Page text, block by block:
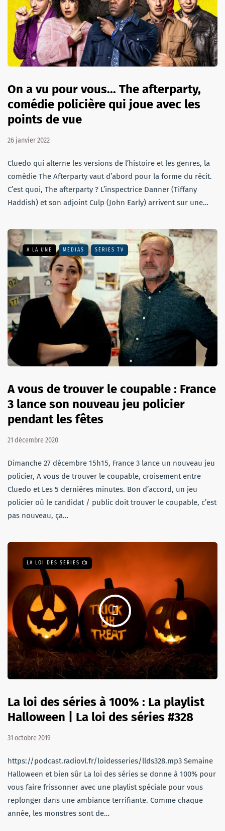
On a vu pour vous... The afterparty,
comédie policière qui joue avec les
points de vue
26 janvier 2022
Cluedo qui alterne les versions de l’histoire et les genres, la
comédie The Afterparty vaut d’abord pour la forme du récit.
C’est quoi, The afterparty ? L’inspectrice Danner (Tiffany
Haddish) et son adjoint Culp (John Early) arrivent sur une…
A LA UNE MÉDIAS SÉRIES TV
A vous de trouver le coupable : France
3 lance son nouveau jeu policier
pendant les fêtes
21 décembre 2020
Dimanche 27 décembre 15h15, France 3 lance un nouveau jeu
policier, A vous de trouver le coupable, croisement entre
Cluedo et Les 5 dernières minutes. Bon d’accord, un jeu
policier où le candidat / public doit trouver le coupable, c’est
pas nouveau, ça…
LA LOI DES SÉRIES 📺
La loi des séries à 100% : La playlist
Halloween | La loi des séries #328
31 octobre 2019
https://podcast.radiovl.fr/loidesseries/llds328.mp3 Semaine
Halloween et bien sûr La loi des séries se donne à 100% pour
vous faire frissonner avec une playlist spéciale pour vous
replonger dans une ambiance terrifiante. Comme chaque
année, les monstres sont de…